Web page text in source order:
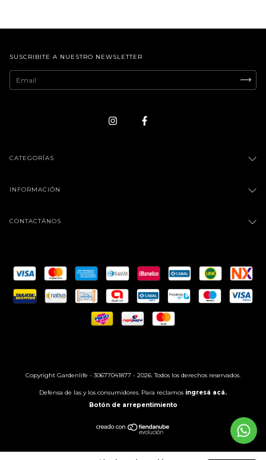
SUSCRIBITE A NUESTRO NEWSLETTER
CATEGORÍAS
INFORMACIÓN
CONTACTÁNOS
Copyright Gardenlife - 30677041877 - 2026. Todos los derechos reservados.
Defensa de las y los consumidores. Para reclamos ingresá acá.
Botón de arrepentimiento